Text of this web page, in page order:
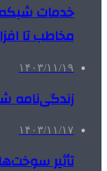
مخاطب تا
۱۴۰۳/۱۱/۱۹
زندگی‌نامه
۱۴۰۳/۱۱/۱۷